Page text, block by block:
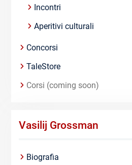
Incontri
Aperitivi culturali
Concorsi
TaleStore
Corsi (coming soon)
Vasilij Grossman
Biografia